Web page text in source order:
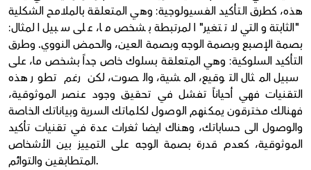
هذه، كطرق التأكيد الفسيولوجية: وهي المتعلقة بالملامح الشكلية
"الثابتة والتي لا تتغير" المرتبطة بشخص ما، على سبيل المثال:
بصمة الإصبع وبصمة الوجه وبصمة العين، والحمض النووي. وطرق
التأكيد السلوكية: وهي المتعلقة بسلوك خاص جداً بشخص ما، على
سبيل المثال التوقيع، المشية، والصوت، لكن رغم تطور هذه
التقنيات فهي أحياناً تفشل في تحقيق وجود عنصر الموثوقية،
فهنالك مخترقون يمكنهم الوصول لكلماتك السرية وبياناتك الخاصة
والوصول الى حساباتك، وهناك ايضا ثغرات عدة في تقنيات تأكيد
الموثوقية، كعدم قدرة بصمة الوجه على التمييز بين الأشخاص
المتطابقين والتوائم.